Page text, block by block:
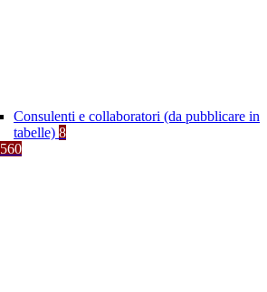
Consulenti e collaboratori (da pubblicare in
tabelle) 8
560